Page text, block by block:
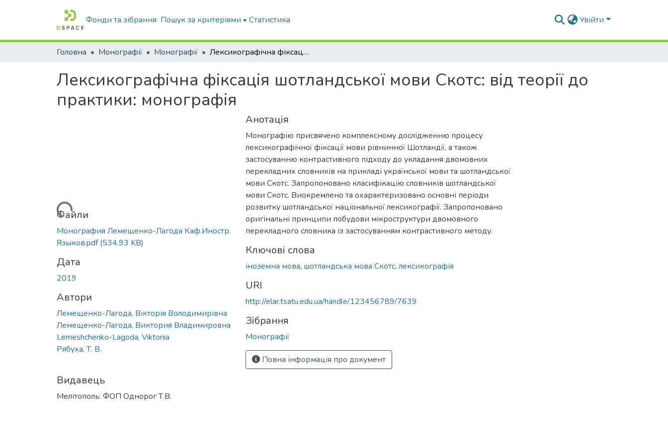
Фонди та зібрання Пошук за критеріями Статистика Увійти
Головна Монографії Монографії Лексикографічна фіксація шотландської мови Скотс: від теорії до практики: монографія
Лексикографічна фіксація шотландської мови Скотс: від теорії до
практики: монографія
Вантажиться...Файли
Монография Лемещенко-Лагода Каф.Иностр.
Языков.pdf(534.93 KB)
Дата
2019
Автори
Лемещенко-Лагода, Вікторія Володимирівна
Лемещенко-Лагода, Виктория Владимировна
Lemeshchenko-Lagoda, Viktoriia
Рябуха, Т. В.
Видавець
Мелітополь: ФОП Однорог Т.В.
Анотація
Монографію присвячено комплексному дослідженню процесу
лексикографічної фіксації мови рівнинної Шотландії, а також
застосуванню контрастивного підходу до укладання двомовних
перекладних словників на прикладі української мови та шотландської
мови Скотс. Запропоновано класифікацію словників шотландської
мови Скотс. Виокремлено та охарактеризовано основні періоди
розвитку шотландської національної лексикографії. Запропоновано
оригінальні принципи побудови мікроструктури двомовного
перекладного словника із застосуванням контрастивного методу.
Ключові слова
іноземна мова, шотландська мова Скотс, лексикографія
URI
http://elar.tsatu.edu.ua/handle/123456789/7639
Зібрання
Монографії
Повна інформація про документ